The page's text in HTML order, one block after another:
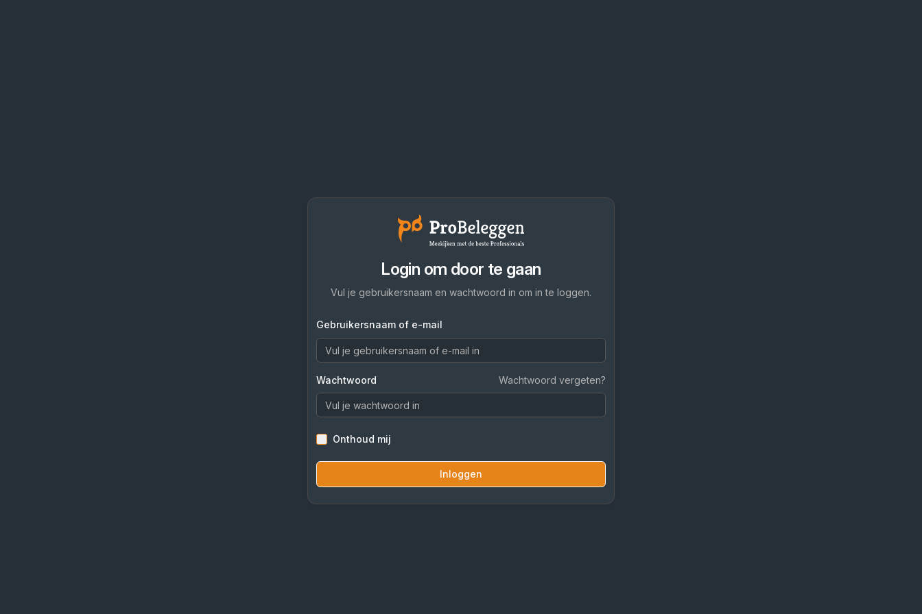
Login om door te gaan
Vul je gebruikersnaam en wachtwoord in om in te loggen.
Gebruikersnaam of e-mail
Wachtwoord Wachtwoord vergeten?
Onthoud mij
Inloggen